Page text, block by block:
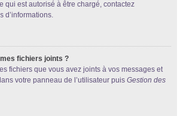
qui est autorisé à être chargé, contactez
d’informations.
fichiers joints ?
fichiers que vous avez joints à vos messages et
votre panneau de l’utilisateur puis Gestion des